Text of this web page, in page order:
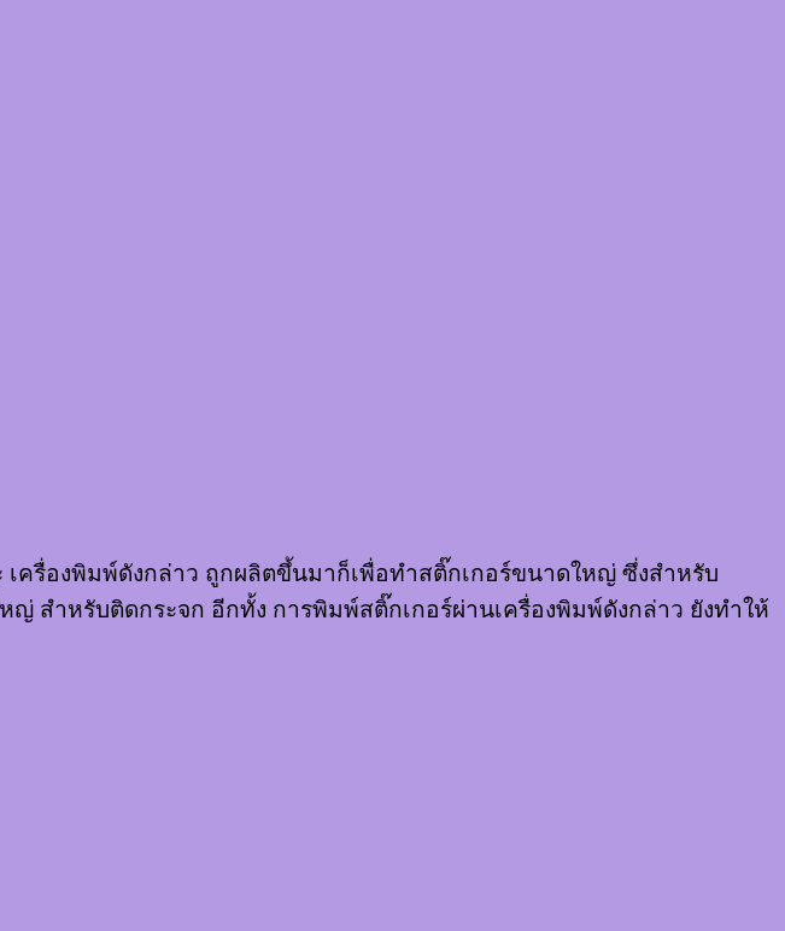
ครื่องพิมพ์ดังกล่าว ถูกผลิตขึ้นมาก็เพื่อทำสติ๊กเกอร์ขนาดใหญ่ ซึ่งสำหรับ
สำหรับติดกระจก อีกทั้ง การพิมพ์สติ๊กเกอร์ผ่านเครื่องพิมพ์ดังกล่าว ยังทำให้